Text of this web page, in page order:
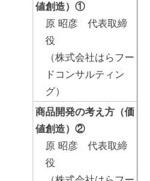
値創造）①
原 昭彦 代表取締
役
（株式会社はらフー
ドコンサルティン
グ）
商品開発の考え方（価
値創造）②
原 昭彦 代表取締
役